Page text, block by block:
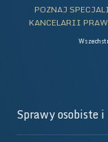
POZNAJ
KANCELARII
Sprawy osobiste